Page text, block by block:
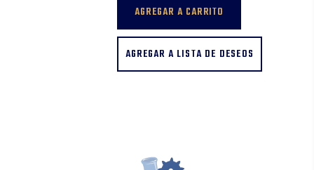
AGREGAR A LISTA DE DESEOS